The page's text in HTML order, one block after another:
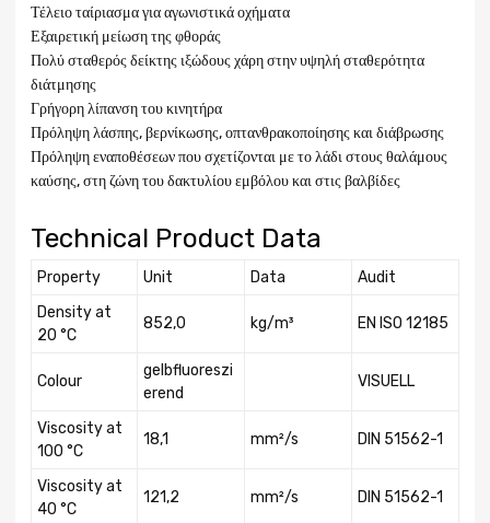
Τέλειο ταίριασμα για αγωνιστικά οχήματα
Εξαιρετική μείωση της φθοράς
Πολύ σταθερός δείκτης ιξώδους χάρη στην υψηλή σταθερότητα
διάτμησης
Γρήγορη λίπανση του κινητήρα
Πρόληψη λάσπης, βερνίκωσης, οπτανθρακοποίησης και διάβρωσης
Πρόληψη εναποθέσεων που σχετίζονται με το λάδι στους θαλάμους
καύσης, στη ζώνη του δακτυλίου εμβόλου και στις βαλβίδες
Technical Product Data
Property Unit Data
Audit
Density at
20 °C
852,0 kg/m³ EN ISO 12185
Colour
gelbfluoreszi
erend
VISUELL
Viscosity at
100 °C
18,1 mm²/s DIN 51562-1
Viscosity at
40 °C
121,2 mm²/s DIN 51562-1